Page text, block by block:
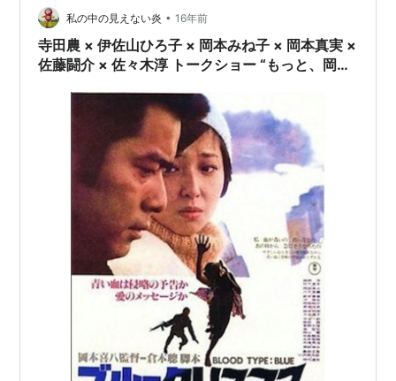
「日本春歌考」(1967)的なものを感じたりもした。「日
本〜」では問題提起しまじめくさっていた感じが、もっ
と自…
私の中の見えない炎 • 16年前
寺田農 × 伊佐山ひろ子 × 岡本みね子 × 岡本真実 ×
佐藤闘介 × 佐々木淳 トークショー “もっと、岡本